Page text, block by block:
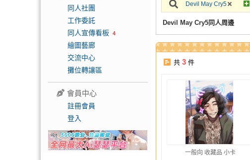
同人社團
工作委託
同人宣傳看板 4
繪圖藝廊
交流中心
攤位轉讓區
會員中心
註冊會員
登入
Devil May Cry5
Devil May Cry5同人周邊
共 3 件
一般向 收藏品 小卡